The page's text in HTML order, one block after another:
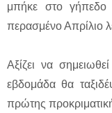
μπήκε στο
περασμένο Απρίλιο
Αξίζει να
εβδομάδα θα
πρώτης